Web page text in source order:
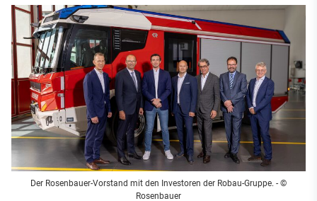
Der Rosenbauer-Vorstand mit den Investoren der Robau-Gruppe. - ©
Rosenbauer